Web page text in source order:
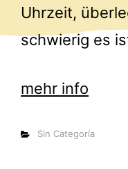
Uhrzeit,
schwierig es
mehr info
Categorías
Sin Categoría